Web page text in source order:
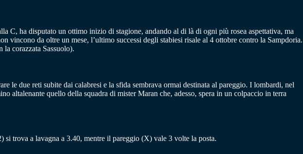
C, ha disputato un ottimo inizio di stagione, andando al di là di ogni più rosea aspettativa, ma
da oltre un mese, l’ultimo successi degli stabiesi risale al 4 ottobre contro la Sampdoria.
corazzata Sassuolo).
le due reti subite dai calabresi e la sfida sembrava ormai destinata al pareggio. I lombardi, nel
altalenante quello della squadra di mister Maran che, adesso, spera in un colpaccio in terra
si trova a lavagna a 3.40, mentre il pareggio (X) vale 3 volte la posta.